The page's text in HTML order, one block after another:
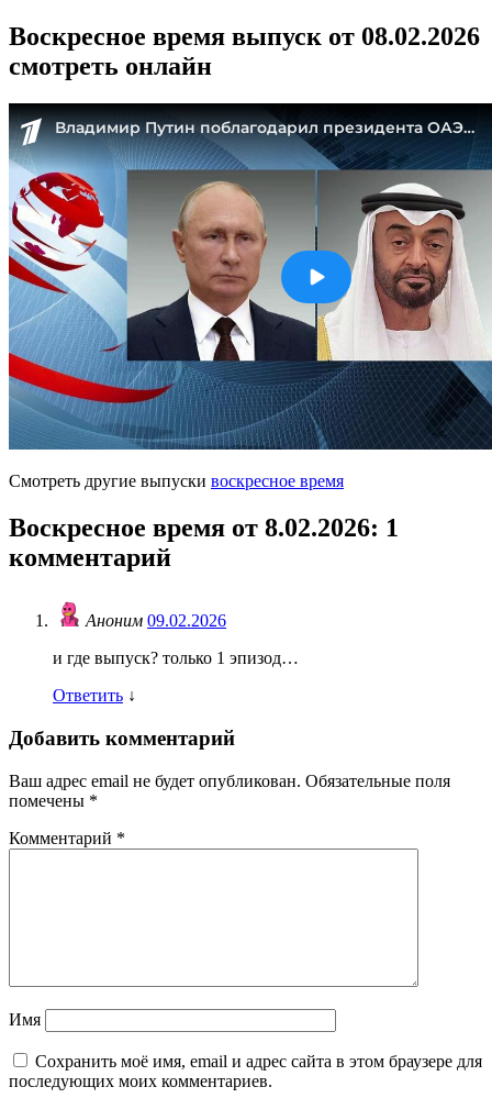
Воскресное время выпуск от 08.02.2026
смотреть онлайн
Смотреть другие выпуски воскресное время
Воскресное время от 8.02.2026: 1
комментарий
Аноним 09.02.2026
и где выпуск? только 1 эпизод…
Ответить ↓
Добавить комментарий
Ваш адрес email не будет опубликован. Обязательные поля
помечены *
Комментарий *
Имя
Сохранить моё имя, email и адрес сайта в этом браузере для
последующих моих комментариев.